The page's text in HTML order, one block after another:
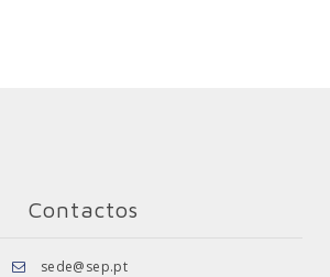
Contactos
sede@sep.pt